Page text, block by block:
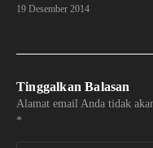
19 Desember 2014
Tinggalkan Balasan
Alamat email Anda tidak
*